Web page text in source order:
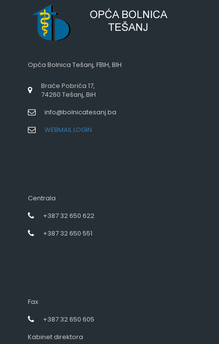
Opća Bolnica Tešanj, FBIH, BIH
Braće Pobrića 17,
74260 Tešanj, BiH
info@bolnicatesanj.ba
WEBMAIL LOGIN
Centrala
+387 32 650 622
+387 32 650 551
Fax
+387 32 650 605
Kabinet direktora